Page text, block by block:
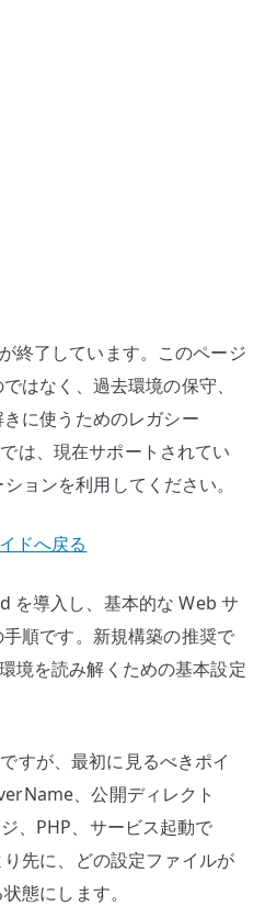
終了しています。このページ
はなく、過去環境の保守、
に使うためのレガシー
は、現在サポートされてい
ョンを利用してください。
ドへ戻る
を導入し、基本的な Web サ
順です。新規構築の推奨で
境を読み解くための基本設定
すが、最初に見るべきポイ
、公開ディレクト
、PHP、サービス起動で
先に、どの設定ファイルが
態にします。